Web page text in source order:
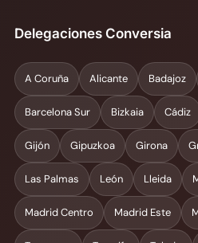
Delegaciones Conversia
A Coruña Alicante Badajoz
Barcelona Sur Bizkaia Cádiz
Gijón Gipuzkoa Girona
Las Palmas León Lleida
Madrid Centro Madrid Este